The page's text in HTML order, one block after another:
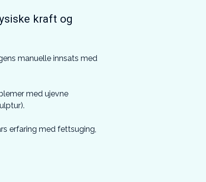
kraft og
manuelle innsats med
med ujevne
erfaring med fettsuging,